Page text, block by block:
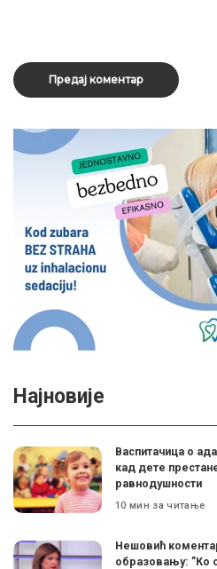
Најновије
Васпитачица о
кад дете
равнодушности
10 мин за читање
Нешовић
образовању: ”Ко